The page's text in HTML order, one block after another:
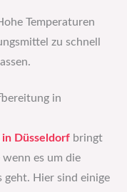
Temperaturen
zu schnell
in
Düsseldorf bringt
es um die
geht. Hier sind einige